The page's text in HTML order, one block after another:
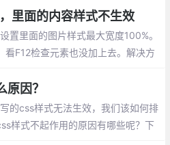
里面的内容样式不生效
置里面的图片样式最大宽度100%。
F12检查元素也没加上去。解决方
因？
的css样式无法生效，我们该如何排
样式不起作用的原因有哪些呢？下